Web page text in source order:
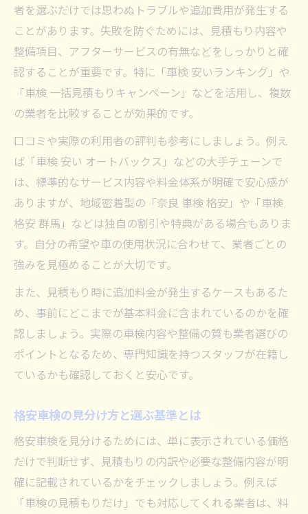
者を選ぶだけでは思わぬトラブルや追加費用が発生する
ことがあります。失敗を防ぐためには、見積もり内容や
整備項目、アフターサービスの有無などをしっかりと確
認することが重要です。特に「車検 安いランキング」や
「車検 一括見積もりキャンペーン」などを活用し、複数
の業者を比較することが効果的です。
口コミや実際の利用者の評判も参考にしましょう。例え
ば「車検 安い オートバックス」などの大手チェーンで
は、標準的なサービス内容や料金体系が明確で安心感が
ありますが、地域密着型の「奈良 車検 格安」や「車検
格安 群馬」などは独自の割引や特典がある場合もありま
す。自分の希望や車の使用状況に合わせて、業者ごとの
強みを見極めることが大切です。
また、見積もり時に追加料金が発生するケースもあるた
め、事前にどこまでが基本料金に含まれているのかを確
認しましょう。実際の車検内容や整備の質も業者選びの
ポイントとなるため、専門知識を持つスタッフが在籍し
ているかも確認しておくと安心です。
格安車検の見分け方と選ぶ基準とは
格安車検を見分けるためには、単に表示されている価格
だけで判断せず、見積もりの内訳や必要な整備内容が明
確に記載されているかをチェックしましょう。例えば
「車検の見積もりだけ」でも対応してくれる業者は、料